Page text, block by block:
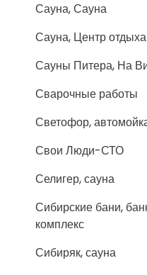
Сауна, Сауна
Сауна, Центр отдыха
Сауны Питера, На
Сварочные работы
Светофор,
Свои Люди-СТО
Селигер, сауна
Сибирские бани,
комплекс
Сибиряк, сауна